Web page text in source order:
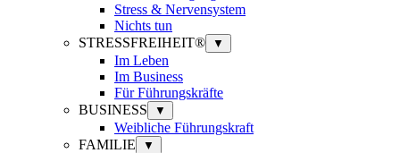
Stress & Nervensystem
Nichts tun
STRESSFREIHEIT®
▼
Im Leben
Im Business
Für Führungskräfte
BUSINESS
▼
Weibliche Führungskraft
FAMILIE
▼